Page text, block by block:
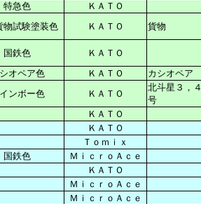
特急色
ＫＡＴＯ
物試験塗装色 ＫＡＴＯ
貨物
国鉄色
ＫＡＴＯ
オペア色 ＫＡＴＯ
カシオペア
ンボー色 ＫＡＴＯ
北斗星３，４
号
ＫＡＴＯ
ＫＡＴＯ
Ｔｏｍｉｘ
国鉄色 ＭｉｃｒｏＡｃｅ
ＫＡＴＯ
ＭｉｃｒｏＡｃｅ
ＭｉｃｒｏＡｃｅ